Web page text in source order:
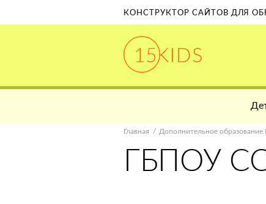
КОНСТРУКТОР САЙТОВ ДЛЯ
Главная Дополнительное образование
ГБПОУ